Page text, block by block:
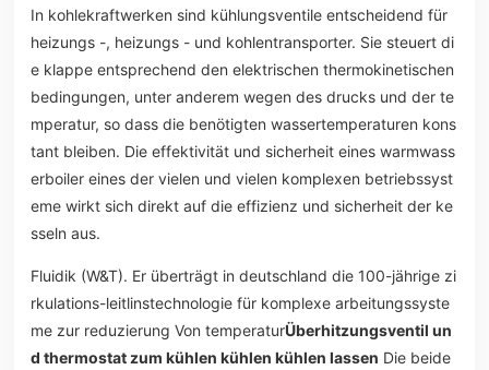
In kohlekraftwerken sind kühlungsventile entscheidend für
heizungs -, heizungs - und kohlentransporter. Sie steuert di
e klappe entsprechend den elektrischen thermokinetischen
bedingungen, unter anderem wegen des drucks und der te
mperatur, so dass die benötigten wassertemperaturen kons
tant bleiben. Die effektivität und sicherheit eines warmwass
erboiler eines der vielen und vielen komplexen betriebssyst
eme wirkt sich direkt auf die effizienz und sicherheit der ke
sseln aus.
Fluidik (W&T). Er überträgt in deutschland die 100-jährige zi
rkulations-leitlinstechnologie für komplexe arbeitungssyste
me zur reduzierung Von temperaturÜberhitzungsventil un
d thermostat zum kühlen kühlen kühlen lassen Die beide